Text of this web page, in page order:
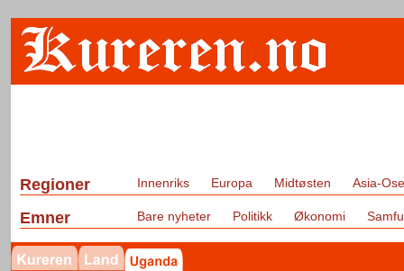
Regioner Innenriks Europa Midtøsten Asia-
Emner Bare nyheter Politikk Økonomi